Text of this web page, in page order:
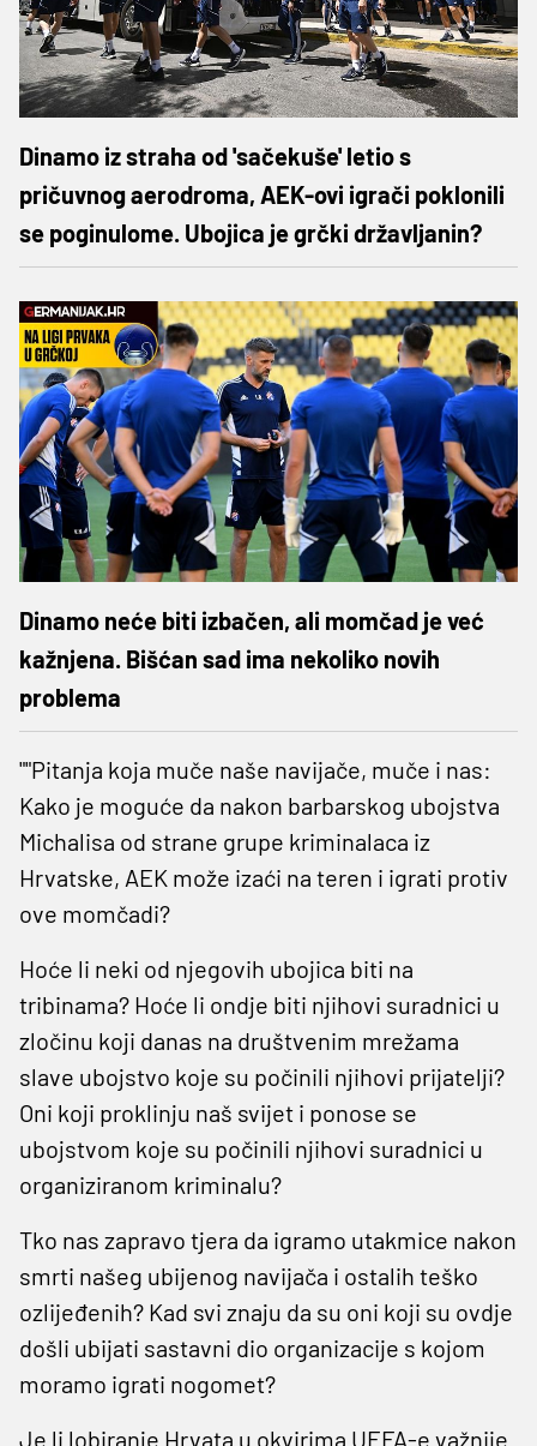
Dinamo iz straha od 'sačekuše' letio s
pričuvnog aerodroma, AEK-ovi igrači poklonili
se poginulome. Ubojica je grčki državljanin?
Dinamo neće biti izbačen, ali momčad je već
kažnjena. Bišćan sad ima nekoliko novih
problema
""Pitanja koja muče naše navijače, muče i nas:
Kako je moguće da nakon barbarskog ubojstva
Michalisa od strane grupe kriminalaca iz
Hrvatske, AEK može izaći na teren i igrati protiv
ove momčadi?
Hoće li neki od njegovih ubojica biti na
tribinama? Hoće li ondje biti njihovi suradnici u
zločinu koji danas na društvenim mrežama
slave ubojstvo koje su počinili njihovi prijatelji?
Oni koji proklinju naš svijet i ponose se
ubojstvom koje su počinili njihovi suradnici u
organiziranom kriminalu?
Tko nas zapravo tjera da igramo utakmice nakon
smrti našeg ubijenog navijača i ostalih teško
ozlijeđenih? Kad svi znaju da su oni koji su ovdje
došli ubijati sastavni dio organizacije s kojom
moramo igrati nogomet?
Je li lobiranje Hrvata u okvirima UEFA-e važnije